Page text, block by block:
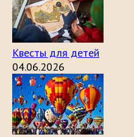
Квесты для детей
04.06.2026